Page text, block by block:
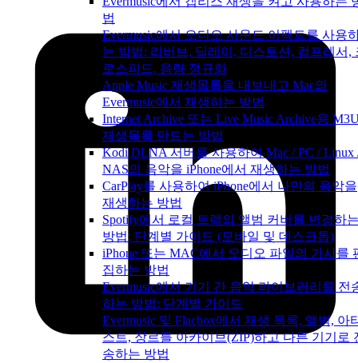
법
Evermusic에서 오디오 사운드 이펙트를 사용
는 방법: 리버브, 딜레이, 디스토션, 컴프레서,
로스피드, 음량 정규화
Apple Music 재생목록을 내보내고 Mac의
Evermusic에서 재생하는 방법
Internet Archive 또는 Live Music Archive용
재생목록 만드는 방법
Kodi DLNA 서버를 사용하여 Mac / PC / Linux
NAS의 음악을 iPhone에서 재생하는 방법
CarPlay를 사용하여 iPhone에서 나만의 음악을
재생하는 방법
Spotify에서 로컬 트랙의 앨범 커버를 변경하
방법: 단계별 가이드 (모바일 및 데스크톱)
iPhone 또는 MAC에서 오디오 파일의 가사를
집하는 방법
Evermusic에서 기기 간 음악 라이브러리를 전
하는 방법: 단계별 가이드
Evermusic 및 Flacbox에서 재생 목록, 앨범, 아
스트, 장르를 아카이브(ZIP)하고 다른 기기로
송하는 방법